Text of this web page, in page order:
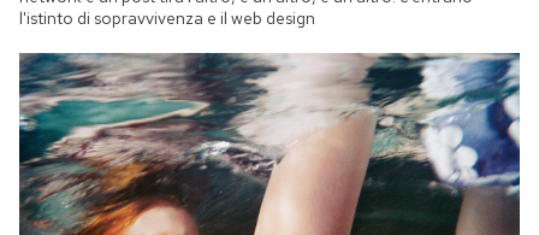
l'istinto di sopravvivenza e il web design